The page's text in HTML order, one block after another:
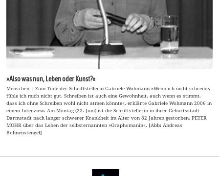
»Also was nun, Leben oder Kunst?«
Menschen | Zum Tode der Schriftstellerin Gabriele Wohmann »Wenn ich nicht schreibe,
fühle ich mich nicht gut. Schreiben ist auch eine Gewohnheit, auch wenn es stimmt,
dass ich ohne Schreiben wohl nicht atmen könnte«, erklärte Gabriele Wohmann 2006 in
einem Interview. Am Montag (22. Juni) ist die Schriftstellerin in ihrer Geburtsstadt
Darmstadt nach langer schwerer Krankheit im Alter von 82 Jahren gestorben. PETER
MOHR über das Leben der selbsternannten »Graphomanin«. [Abb: Andreas
Bohnenstengel]